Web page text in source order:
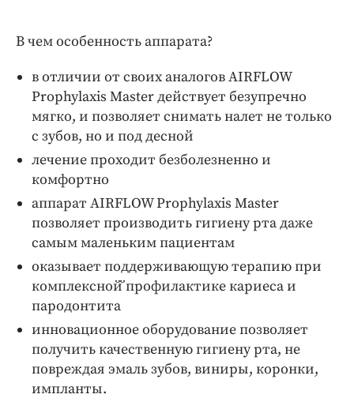
В чем особенность аппарата?
в отличии от своих аналогов AIRFLOW
Prophylaxis Master действует безупречно
мягко, и позволяет снимать налет не только
с зубов, но и под десной
лечение проходит безболезненно и
комфортно
аппарат AIRFLOW Prophylaxis Master
позволяет производить гигиену рта даже
самым маленьким пациентам
оказывает поддерживающую терапию при
комплексной̆ профилактике кариеса и
пародонтита
инновационное оборудование позволяет
получить качественную гигиену рта, не
повреждая эмаль зубов, виниры, коронки,
импланты.